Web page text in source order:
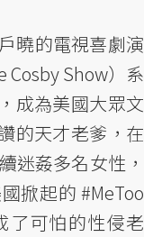
曉的電視喜劇演
Cosby Show）系
成為美國大眾文
的天才老爹，在
迷姦多名女性，
掀起的 #MeToo
了可怕的性侵老